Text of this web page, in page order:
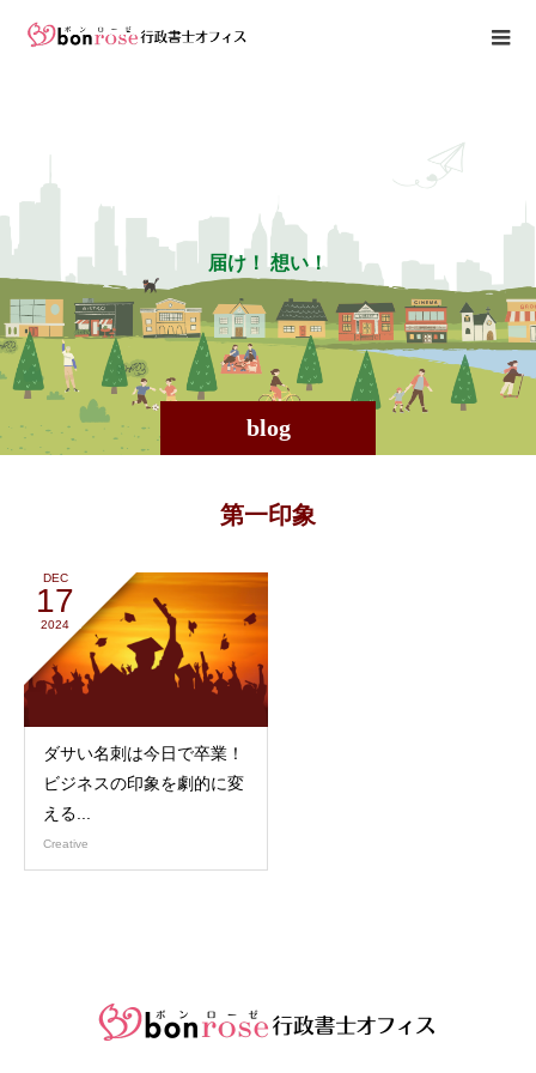
blog
届け ！ 想い！
第一印象
DEC
17
2024
ダサい名刺は今日で卒業！
ビジネスの印象を劇的に変
える...
Creative